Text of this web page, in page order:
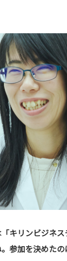
キリンビジネス
参加を決めたの